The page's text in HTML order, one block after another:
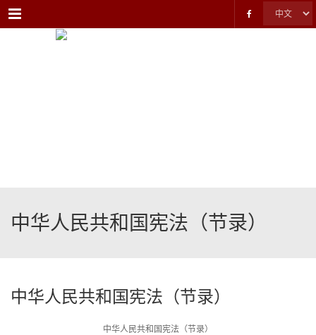
Menu
中华人民共和国宪法（节录）
中华人民共和国宪法（节录）
中华人民共和国宪法（节录）